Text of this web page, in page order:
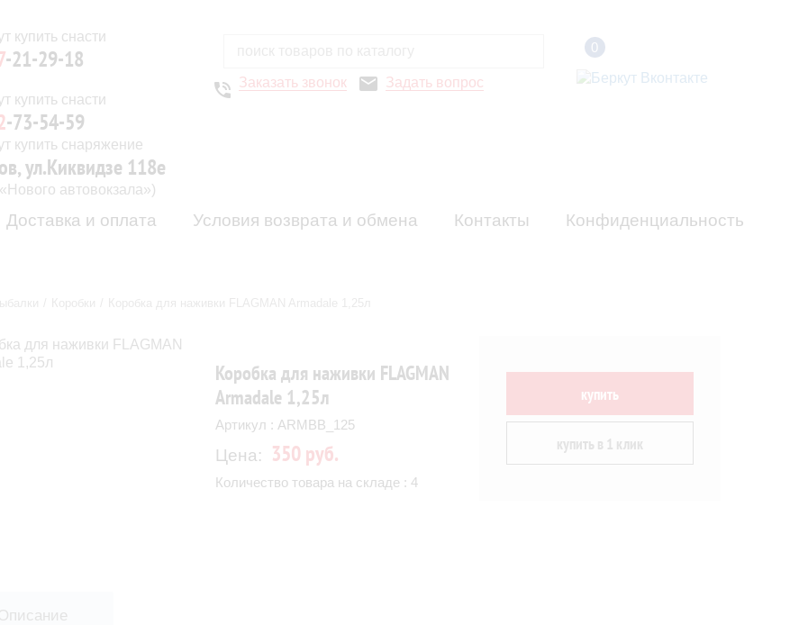
-21-29-18
-73-54-59
ул.Киквидзе 118е
автовокзала»)
Заказать звонок Задать вопрос
0
Доставка и оплата Условия возврата и обмена Контакты Конфиденциальность
Коробка для наживки FLAGMAN
Armadale 1,25л
Артикул : ARMBB_125
Цена: 350 руб.
Количество товара на складе : 4
купить
купить в 1 клик